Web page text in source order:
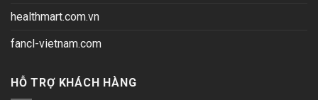
healthmart.com.vn
fancl-vietnam.com
HỖ TRỢ KHÁCH HÀNG